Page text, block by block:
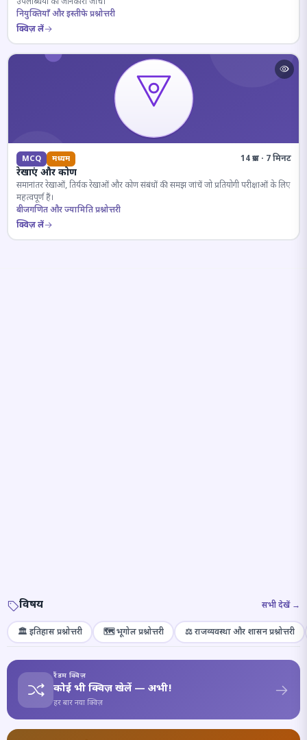
नियुक्तियाँ और इस्तीफे प्रश्नोत्तरी
क्विज़ लें
MCQ मध्यम 14 प्रश्न · 7 मिनट
रेखाएं और कोण
समानांतर रेखाओं, तिर्यक रेखाओं और कोण संबंधों की समझ जांचें जो प्रतियोगी परीक्षाओं के लिए
महत्वपूर्ण हैं।
बीजगणित और ज्यामिति प्रश्नोत्तरी
क्विज़ लें
विषय सभी देखें →
🏛️ इतिहास प्रश्नोत्तरी 🗺️ भूगोल प्रश्नोत्तरी ⚖️ राजव्यवस्था और शासन प्रश्नोत्तरी
रैंडम क्विज़
कोई भी क्विज़ खेलें — अभी!
हर बार नया क्विज़